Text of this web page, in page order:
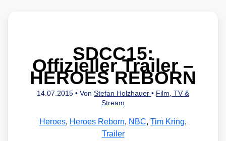
SDCC15:
Offizieller Trailer –
HEROES REBORN
14.07.2015 • Von Stefan Holzhauer • Film, TV &
Stream
Heroes, Heroes Reborn, NBC, Tim Kring,
Trailer